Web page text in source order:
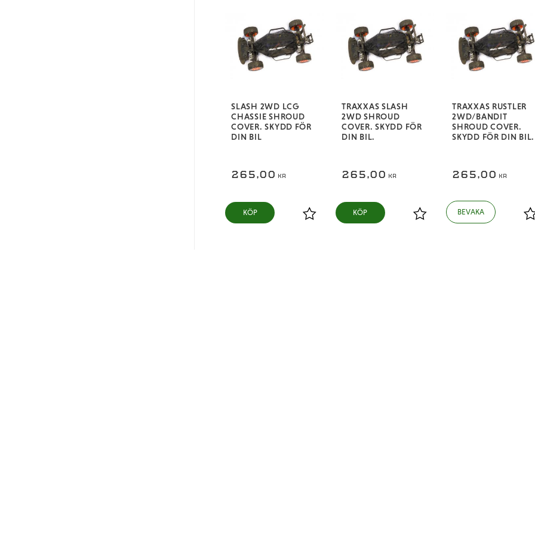
SLASH 2WD LCG
CHASSIE SHROUD
COVER. SKYDD FÖR
DIN BIL
265,00 KR
Lägg till i favoriter
KÖP
TRAXXAS SLASH
2WD SHROUD
COVER. SKYDD FÖR
DIN BIL.
265,00 KR
Lägg till i favoriter
KÖP
TRAXXAS RUSTLER
2WD/BANDIT
SHROUD COVER.
SKYDD FÖR DIN BIL.
265,00 KR